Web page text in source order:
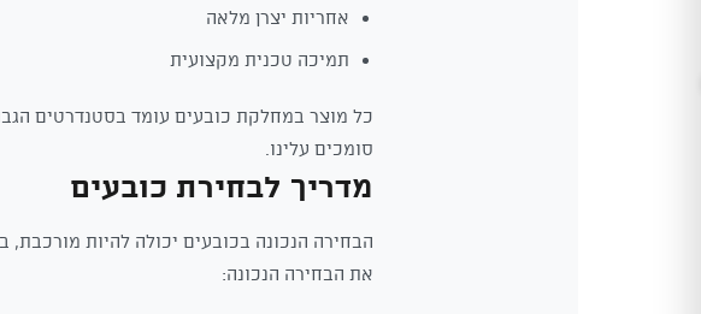
אחריות יצרן מלאה
תמיכה טכנית מקצועית
כל מוצר במחלקת כובעים עומד בסטנדרטים
סומכים עלינו.
מדריך לבחירת כובעים
הבחירה הנכונה בכובעים יכולה להיות
את הבחירה הנכונה: